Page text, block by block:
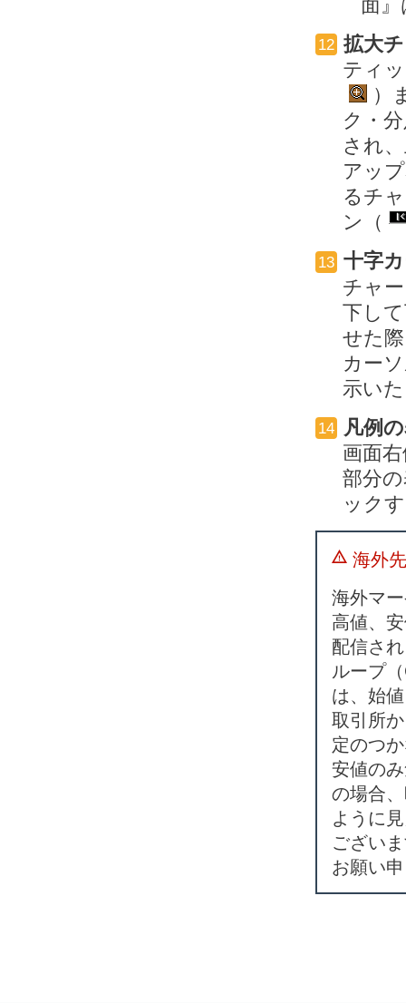
面
12 拡大
ティ
）
ク・
され
アッ
るチ
ン（
13 十字
チャ
下し
せた
カー
示い
14
凡例
画面
部分
ック
海外
海外マ
高値、
配信さ
ループ
は、始
取引所
定のつ
安値の
の場合
ように
ござい
お願い